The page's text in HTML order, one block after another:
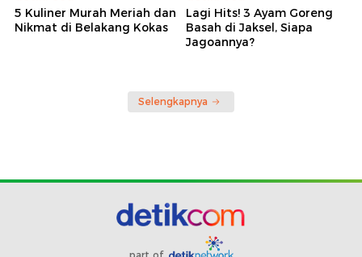
5 Kuliner Murah Meriah dan
Nikmat di Belakang Kokas
Lagi Hits! 3 Ayam Goreng
Basah di Jaksel, Siapa
Jagoannya?
Selengkapnya